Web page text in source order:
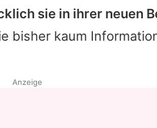
sie in ihrer neuen
bisher kaum
Anzeige